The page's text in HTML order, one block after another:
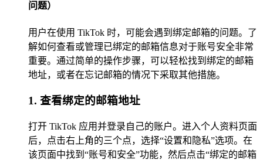
问题）
用户在使用 TikTok 时，可能会遇到绑定邮箱的问题。了
解如何查看或管理已绑定的邮箱信息对于账号安全非常
重要。通过简单的操作步骤，可以轻松找到绑定的邮箱
地址，或者在忘记邮箱的情况下采取其他措施。
1. 查看绑定的邮箱地址
打开 TikTok 应用并登录自己的账户。进入个人资料页面
后，点击右上角的三个点，选择“设置和隐私”选项。在
该页面中找到“账号和安全”功能，然后点击“绑定的邮箱